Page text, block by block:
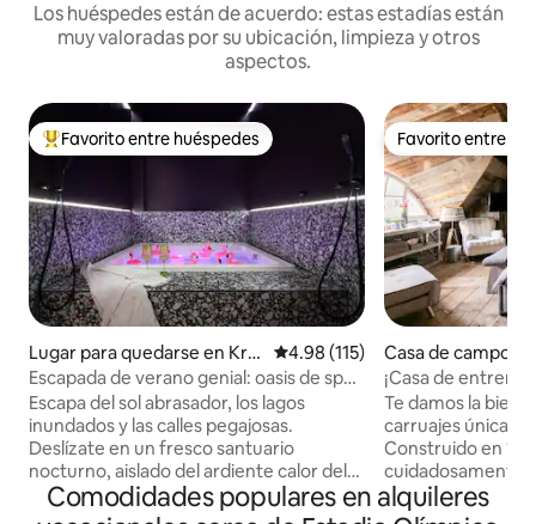
Los huéspedes están de acuerdo: estas estadías están
muy valoradas por su ubicación, limpieza y otros
aspectos.
Favorito entre huéspedes preferido
Favorito entre huéspedes
Lugar para quedarse en Kre
uzberg
Calificación promedio: 4.98 de
4.98 (115)
Escapada de verano genial: oasis de spa
privado en Kreuzberg
Escapa del sol abrasador, los lagos
inundados y las calles pegajosas.
Deslízate en un fresco santuario
nocturno, aislado del ardiente calor del
verano. Sumérgete en las aguas
cristalinas y burbujeantes de tu jacuzzi
Favorito entre
Favorito entre
Casa de campo
¡Casa de
al puente de los
Te damos la
carruajes única
Construido en
cuidadosamente
convertido con
calidad. Este
Comodidades populares en alquileres